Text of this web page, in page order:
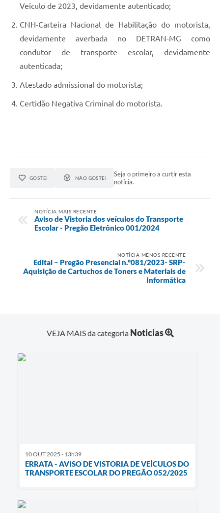
Veículo de 2023, devidamente autenticado;
CNH-Carteira Nacional de Habilitação do motorista,
devidamente averbada no DETRAN-MG como
condutor de transporte escolar, devidamente
autenticada;
Atestado admissional do motorista;
Certidão Negativa Criminal do motorista.
GOSTEI NÃO GOSTEI
Seja o primeiro a curtir esta
notícia.
NOTÍCIA MAIS RECENTE
Aviso de Vistoria dos veículos do Transporte
Escolar - Pregão Eletrônico 001/2024
NOTÍCIA MENOS RECENTE
Edital – Pregão Presencial n.°081/2023- SRP-
Aquisição de Cartuchos de Toners e Materiais de
Informática
VEJA MAIS da categoria Noticias
10 OUT 2025 - 13h39
ERRATA - AVISO DE VISTORIA DE VEÍCULOS DO
TRANSPORTE ESCOLAR DO PREGÃO 052/2025